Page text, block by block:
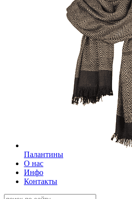
Палантины
О нас
Инфо
Контакты